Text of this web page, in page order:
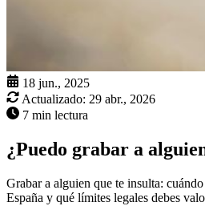
18 jun., 2025
Actualizado: 29 abr., 2026
7 min lectura
¿Puedo grabar a
Grabar a alguien que te insulta:
España y qué límites legales debes